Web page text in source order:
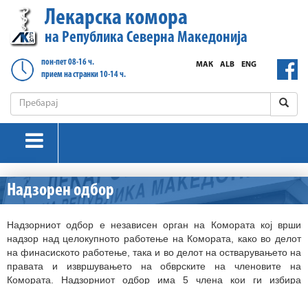
Лекарска комора
на Република Северна Македонија
пон-пет 08-16 ч.
прием на странки 10-14 ч.
ENG
ALB
МАК
Надзорен одбор
Надзорниот одбор е независен орган на Комората кој врши
надзор над целокупното работење на Комората, како во делот
на финасиското работење, така и во делот на остварувањето на
правата и извршувањето на обврските на членовите на
Комората. Надзорниот одбор има 5 члена кои ги избира